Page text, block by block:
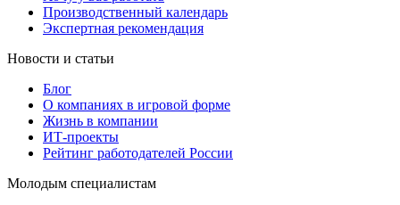
Производственный календарь
Экспертная рекомендация
Новости и статьи
Блог
О компаниях в игровой форме
Жизнь в компании
ИТ-проекты
Рейтинг работодателей России
Молодым специалистам